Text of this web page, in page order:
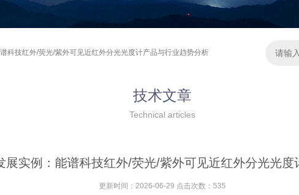
科技红外/荧光/紫外可见近红外分光光度计产品与行业趋势分析
技术文章
Technical articles
展实例：能谱科技红外/荧光/紫外可见近红外分光光
更新时间：2026-06-29 点击次数：535